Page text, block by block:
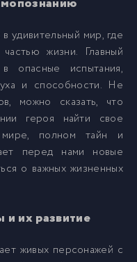
удивительный мир, где
жизни. Главный
опасные испытания,
и способности. Не
можно сказать, что
героя найти свое
мире, полном тайн и
перед нами новые
о важных жизненных
их развитие
живых персонажей с